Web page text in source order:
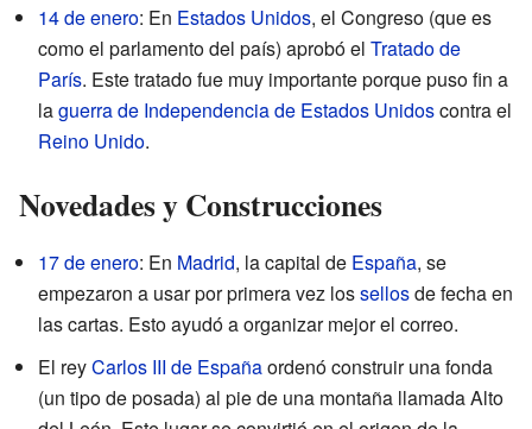
14 de enero: En Estados Unidos, el Congreso (que es
como el parlamento del país) aprobó el Tratado de
París. Este tratado fue muy importante porque puso fin a
laguerra de Independencia de Estados Unidoscontra el
Reino Unido.
Novedades y Construcciones
17 de enero: En Madrid, la capital de España, se
empezaron a usar por primera vez lossellosde fecha en
las cartas. Esto ayudó a organizar mejor el correo.
El reyCarlos III de Españaordenó construir una fonda
(un tipo de posada) al pie de una montaña llamada Alto